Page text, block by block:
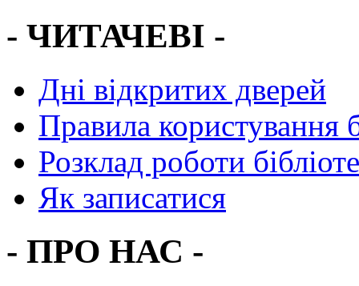
- ЧИТАЧЕВІ -
Дні відкритих дверей
Правила користування
Розклад роботи
Як записатися
- ПРО НАС -